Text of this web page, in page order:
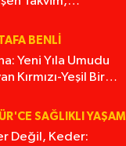
BENLI
Yeni Yıla Umudu
Kırmızı-Yeşil Bir
SAĞLIKLI YAŞAM
Değil, Keder: